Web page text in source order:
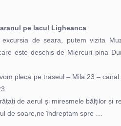
pe lacul Ligheanca
excursia de seara, putem vizita
este deschis de Miercuri pina
pleca pe traseul – Mila 23 – canal
de aerul și miresmele bălților și
de soare,ne îndreptam spre …